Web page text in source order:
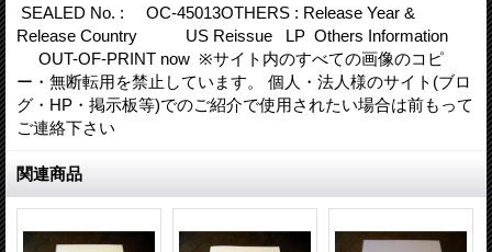
SEALED No. : OC-45013OTHERS : Release Year &
Release Country US Reissue LP Others Information
OUT-OF-PRINT now ※サイト内のすべての画像のコピ
ー・無断転用を禁止しています。 個人・法人様のサイト(ブロ
グ・HP・掲示板等)でのご紹介で使用されたい場合は前もって
ご連絡下さい
関連商品